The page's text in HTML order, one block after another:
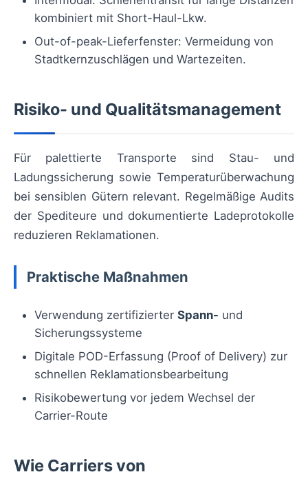
kombiniert mit Short-Haul-Lkw.
Out-of-peak-Lieferfenster: Vermeidung von
Stadtkernzuschlägen und Wartezeiten.
Risiko- und Qualitätsmanagement
Für palettierte Transporte sind Stau- und
Ladungssicherung sowie Temperaturüberwachung
bei sensiblen Gütern relevant. Regelmäßige Audits
der Spediteure und dokumentierte Ladeprotokolle
reduzieren Reklamationen.
Praktische Maßnahmen
Verwendung zertifizierter Spann- und
Sicherungssysteme
Digitale POD-Erfassung (Proof of Delivery) zur
schnellen Reklamationsbearbeitung
Risikobewertung vor jedem Wechsel der
Carrier-Route
Wie Carriers von